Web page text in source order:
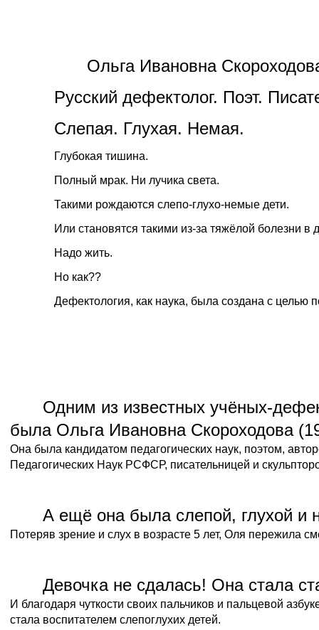
Ольга Ивановна
Русский дефектолог. Поэт.
Слепая. Глухая. Немая.
Глубокая тишина.
Полный мрак. Ни лучика света.
Такими рождаются слепо-глухо-немые дети.
Или становятся такими из-за тяжёлой болезни в
Надо жить.
Но как??
Дефектология, как наука, была создана с целью
Одним из известных учёных-
была Ольга Ивановна Скороходова
Она была кандидатом педагогических наук, поэтом,
Педагогических Наук РСФСР, писательницей и
А ещё она была слепой, глухой и
Потеряв зрение и слух в возрасте 5 лет, Оля пережила
Девочка не сдалась! Она стала
И благодаря чуткости своих пальчиков и пальцевой
стала воспитателем слепоглухих детей.